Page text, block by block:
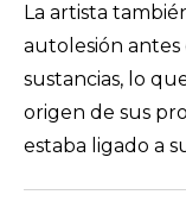
La artista
autolesión antes
sustancias, lo
origen de sus
estaba ligado a